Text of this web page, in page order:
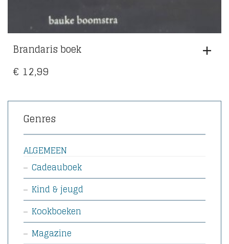
Brandaris boek
€ 12,99
Genres
ALGEMEEN
Cadeauboek
Kind & jeugd
Kookboeken
Magazine